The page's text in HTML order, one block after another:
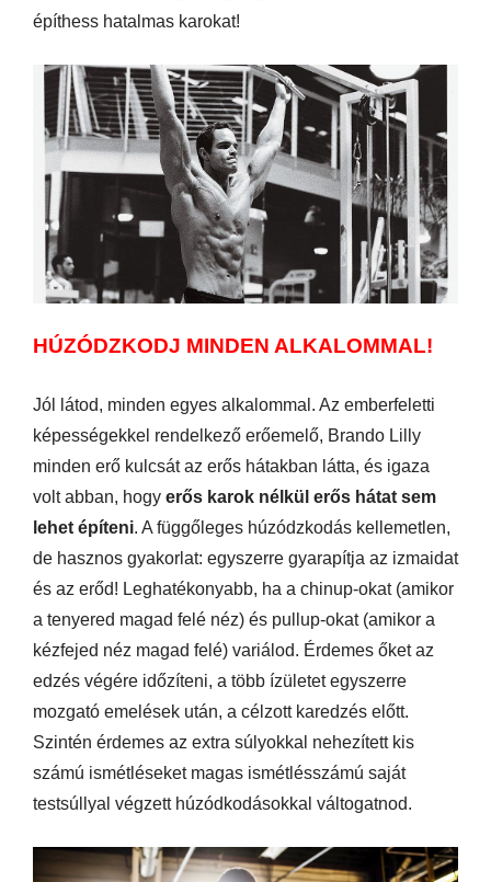
építhess hatalmas karokat!
HÚZÓDZKODJ MINDEN ALKALOMMAL!
Jól látod, minden egyes alkalommal. Az emberfeletti
képességekkel rendelkező erőemelő, Brando Lilly
minden erő kulcsát az erős hátakban látta, és igaza
volt abban, hogy erős karok nélkül erős hátat sem
lehet építeni. A függőleges húzódzkodás kellemetlen,
de hasznos gyakorlat: egyszerre gyarapítja az izmaidat
és az erőd! Leghatékonyabb, ha a chinup-okat (amikor
a tenyered magad felé néz) és pullup-okat (amikor a
kézfejed néz magad felé) variálod. Érdemes őket az
edzés végére időzíteni, a több ízületet egyszerre
mozgató emelések után, a célzott karedzés előtt.
Szintén érdemes az extra súlyokkal nehezített kis
számú ismétléseket magas ismétlésszámú saját
testsúllyal végzett húzódkodásokkal váltogatnod.